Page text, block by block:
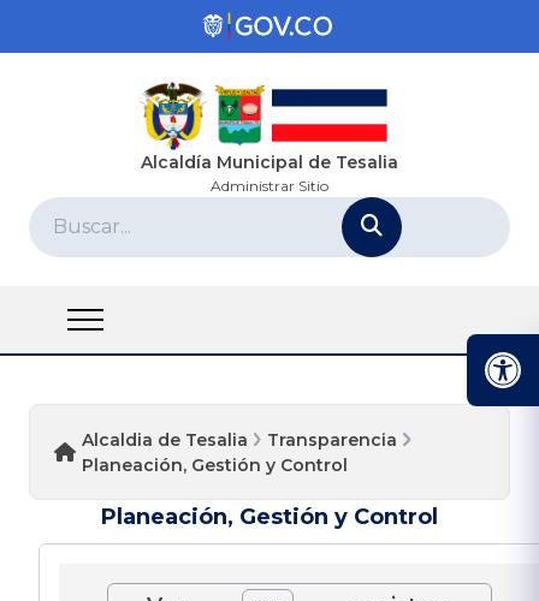
Alcaldía Municipal de Tesalia
Administrar Sitio
Alcaldia de Tesalia
Transparencia
Planeación, Gestión y Control
Planeación, Gestión y Control